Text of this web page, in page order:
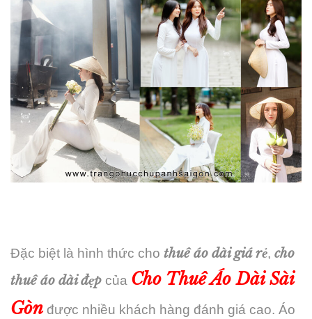
Đặc biệt là hình thức cho thuê áo dài giá rẻ, cho
thuê áo dài đẹp của Cho Thuê Áo Dài Sài
Gònđược nhiều khách hàng đánh giá cao. Áo